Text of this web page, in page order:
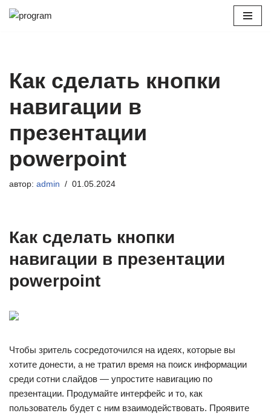
Как сделать кнопки
навигации в
презентации
powerpoint
автор: admin 01.05.2024
Как сделать кнопки
навигации в презентации
powerpoint
Чтобы зритель сосредоточился на идеях, которые вы
хотите донести, а не тратил время на поиск информации
среди сотни слайдов — упростите навигацию по
презентации. Продумайте интерфейс и то, как
пользователь будет с ним взаимодействовать. Проявите